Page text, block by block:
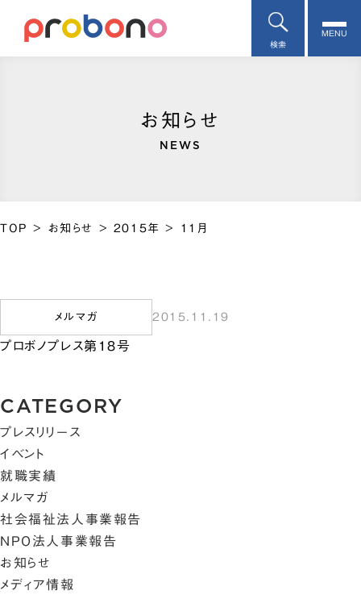
検索
MENU
お知らせ
NEWS
TOP > お知らせ > 2015年 > 11月
CATEGORY
プレスリリース
イベント
就職実績
メルマガ
社会福祉法人事業報告
NPO法人事業報告
お知らせ
メディア情報
メルマガ 2015.11.19
プロボノプレス第18号